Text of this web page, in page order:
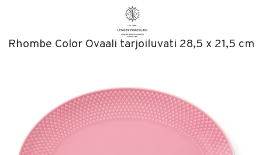
Fitness
Lelut, Lapsi & Vauva
Tuotemerkkejä
Kampanjat
Rhombe Color Ovaali tarjoiluvati 28,5 x 21,5 cm
Karahvit
Tee & Espresso
Mukit